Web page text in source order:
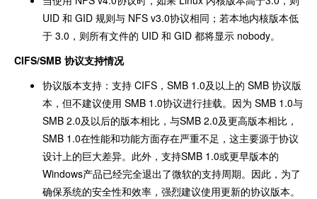
UID 和 GID 规则与 NFS v3.0协议相同；若本地内核版本低
于 3.0，则所有文件的 UID 和 GID 都将显示 nobody。
CIFS/SMB 协议支持情况
协议版本支持：支持 CIFS，SMB 1.0及以上的 SMB 协议版
本，但不建议使用 SMB 1.0协议进行挂载。因为 SMB 1.0与
SMB 2.0及以后的版本相比，与SMB 2.0及更高版本相比，
SMB 1.0在性能和功能方面存在严重不足，这主要源于协议
设计上的巨大差异。此外，支持SMB 1.0或更早版本的
Windows产品已经完全退出了微软的支持周期。因此，为了
确保系统的安全性和效率，强烈建议使用更新的协议版本。